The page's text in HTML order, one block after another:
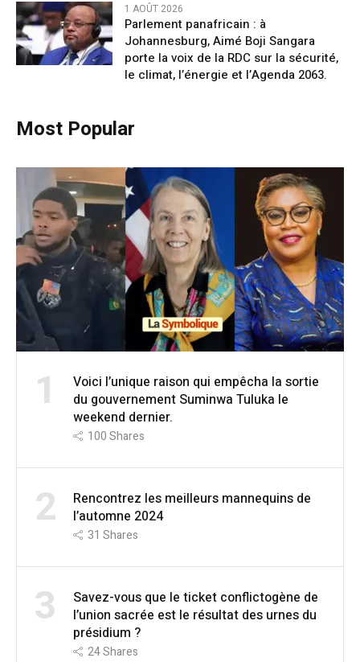
1 AOÛT 2026
Parlement panafricain : à
Johannesburg, Aimé Boji Sangara
porte la voix de la RDC sur la sécurité,
le climat, l’énergie et l’Agenda 2063.
Most Popular
1
Voici l’unique raison qui empêcha la sortie
du gouvernement Suminwa Tuluka le
weekend dernier.
100Shares
2
Rencontrez les meilleurs mannequins de
l’automne 2024
31 Shares
3
Savez-vous que le ticket conflictogène de
l’union sacrée est le résultat des urnes du
présidium ?
24Shares